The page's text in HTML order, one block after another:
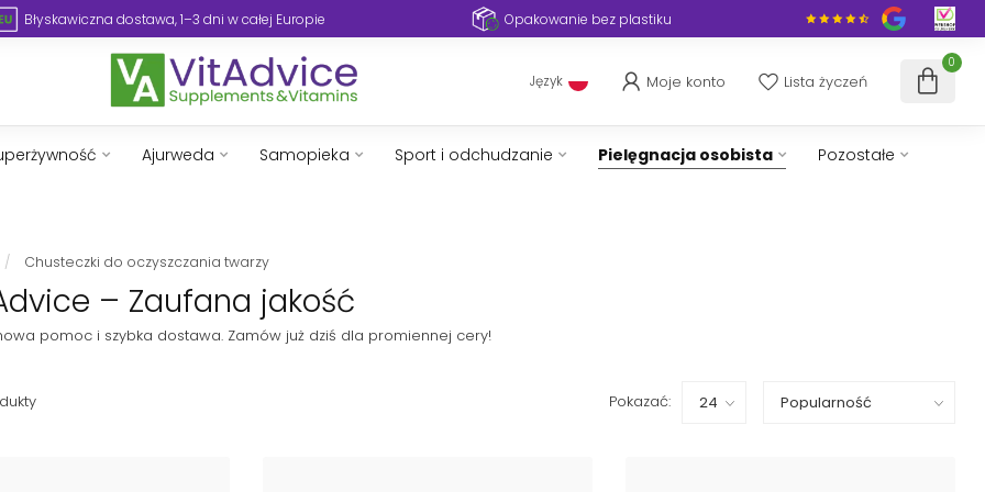
Błyskawiczna dostawa, 1–3 dni w całej Europie Opakowanie bez plastiku
Język Moje konto Lista życzeń
0
Ajurweda Samopieka Sport i odchudzanie Pielęgnacja osobista Pozostałe
/ Chusteczki do oczyszczania twarzy
– Zaufana jakość
pomoc i szybka dostawa. Zamów już dziś dla promiennej cery!
Pokazać: